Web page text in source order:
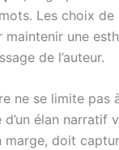
Les choix
maintenir une
de l’auteur.
ne se limite
élan narratif
doit